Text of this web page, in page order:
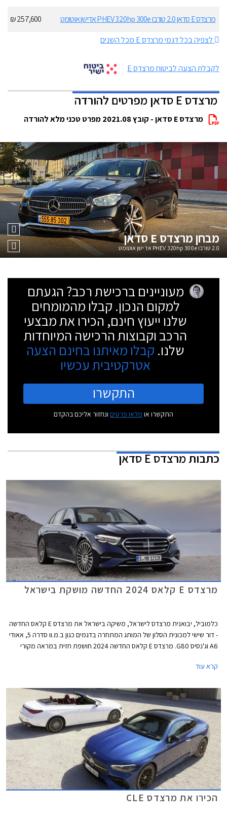
מרצדס E סדאן 2.0 טורבו PHEV 320hp 300e אדישן אוטומט
257,600 ₪
לצפיה בכל דגמי מרצדס E מכל השנים
לקבלת הצעה לביטוח מרצדס E
מרצדס E סדאן מפרטים להורדה
מרצדס E סדאן - קובץ 2021.08 מפרט טכני מלא להורדה
מבחןמרצדס E סדאן
2.0 טורבו PHEV 320hp 300e אדישן אוטומט
מעוניינים ברכישת רכב? הגעתם
למקום הנכון. קבלו מהמומחים
שלנו ייעוץ חינם, הכירו את מבצעי
הרכב וקבוצות הרכישה המיוחדות
שלנו. קבלו מאיתנו בחינם הצעה
אטרקטיבית עכשיו
התקשרו
התקשרו או מלאו פרטים ונחזור אליכם בהקדם
כתבותמרצדס E סדאן
מרצדס E קלאס 2024 החדשה מושקת בישראל
כלמוביל, יבואנית מרצדס לישראל, משיקה בישראל את מרצדס E קלאס החדשה
- דור שישי למכונית הסלון של המותג המתחרה בדגמים כגון ב.מ.וו סדרה 5, אאודי
A6 וג'נסיס G80. מרצדס E קלאס החדשה 2024 חושפת חזית במראה מקורי
עם מסגרת עבה בצבע שחור מבריק, הגולשת אל עבר הפנסים הקדמיים אשר
סורגים קלאסי בגימור כרום. מאחור ניתן לזהות חותמת תאורה ייחודית בצורת
סמל הכוכב של מרצדס.
קרא עוד
הכירו את מרצדס CLE